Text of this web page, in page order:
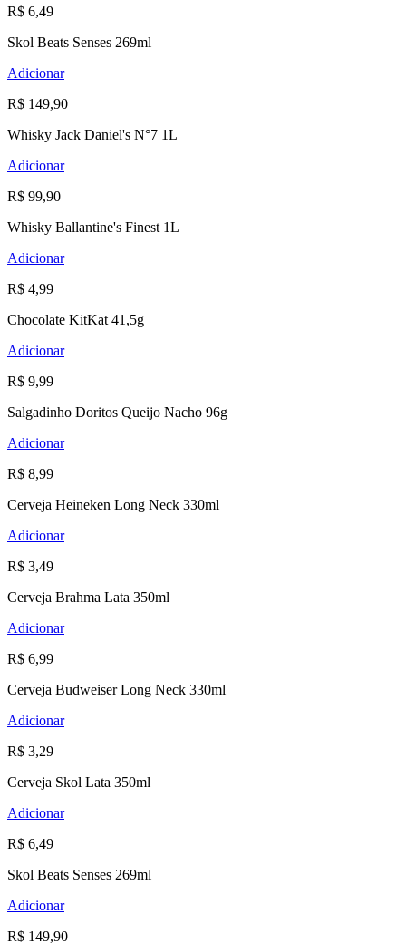
R$ 6,49
Skol Beats Senses 269ml
Adicionar
R$ 149,90
Whisky Jack Daniel's N°7 1L
Adicionar
R$ 99,90
Whisky Ballantine's Finest 1L
Adicionar
R$ 4,99
Chocolate KitKat 41,5g
Adicionar
R$ 9,99
Salgadinho Doritos Queijo Nacho 96g
Adicionar
R$ 8,99
Cerveja Heineken Long Neck 330ml
Adicionar
R$ 3,49
Cerveja Brahma Lata 350ml
Adicionar
R$ 6,99
Cerveja Budweiser Long Neck 330ml
Adicionar
R$ 3,29
Cerveja Skol Lata 350ml
Adicionar
R$ 6,49
Skol Beats Senses 269ml
Adicionar
R$ 149,90